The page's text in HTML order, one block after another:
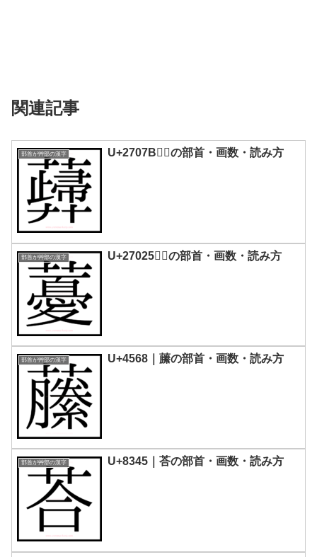
関連記事
部首が艸部の漢字 U+2707B｜𧁻の部首・画数・読み方
部首が艸部の漢字 U+27025｜𧀥の部首・画数・読み方
部首が艸部の漢字 U+4568｜䕨の部首・画数・読み方
部首が艸部の漢字 U+8345｜荅の部首・画数・読み方